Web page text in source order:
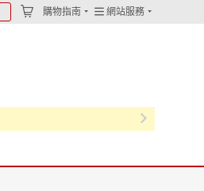
購物指南 網站服務